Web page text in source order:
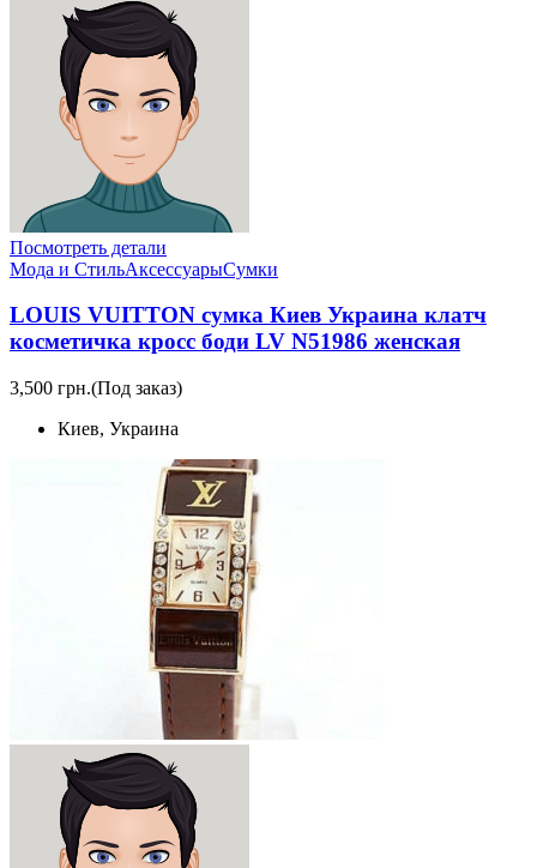
Посмотреть детали
Мода и СтильАксессуарыСумки
LOUIS VUITTON сумка Киев Украина клатч
косметичка кросс боди LV N51986 женская
3,500 грн.(Под заказ)
Киев, Украина